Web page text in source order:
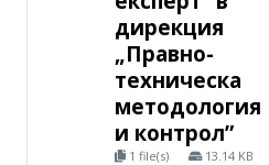
дирекция
„Правно-
техническа
методология
и контрол”
1 file(s) 13.14 KB